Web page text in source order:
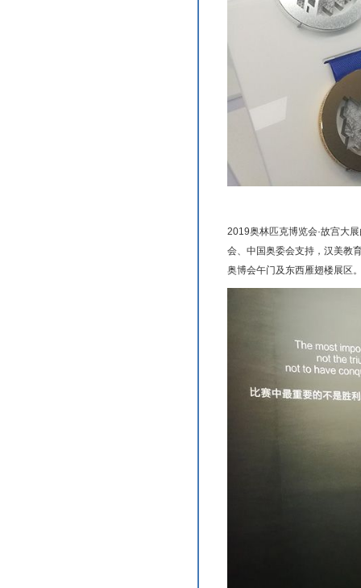
2019奥林匹克博览会·故宫大
会、中国奥委会支持，汉美教
奥博会午门及东西雁翅楼展区